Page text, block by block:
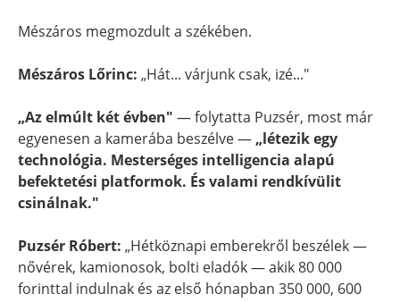
Mészáros megmozdult a székében.
Mészáros Lőrinc: „Hát... várjunk csak, izé..."
„Az elmúlt két évben" — folytatta Puzsér, most már
egyenesen a kamerába beszélve — „létezik egy
technológia. Mesterséges intelligencia alapú
befektetési platformok. És valami rendkívülit
csinálnak."
Puzsér Róbert: „Hétköznapi emberekről beszélek —
nővérek, kamionosok, bolti eladók — akik 80 000
forinttal indulnak és az első hónapban 350 000, 600